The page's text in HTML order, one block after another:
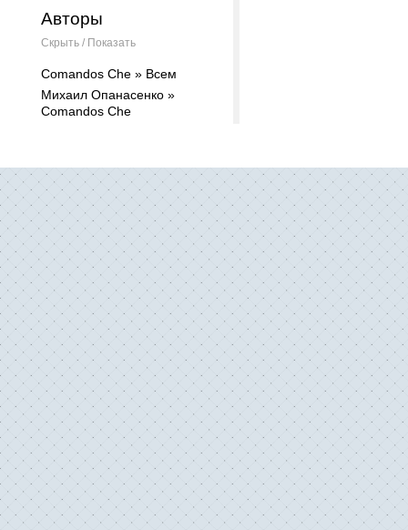
Авторы
Скрыть / Показать
Comandos Che » Всем
Михаил Опанасенко »
Comandos Che